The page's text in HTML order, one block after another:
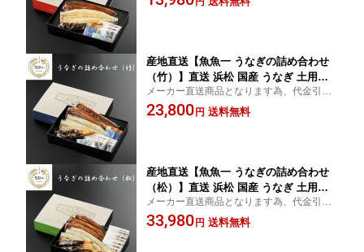
産地直送【魚魚一 うなぎの詰め合わせ
（竹）】直送 浜松 国産 うなぎ 土用の
丑の日 蒲焼 白焼 肝焼 長焼 贅沢 ご褒美
toto-8
メーカー直送商品となります為、代金引換
でのお支払いはできません。
23,800円 送料無料
産地直送【魚魚一 うなぎの詰め合わせ
（松）】直送 浜松 国産 うなぎ 土用の
丑の日 蒲焼 白焼 肝焼 長焼 贅沢 ご褒美
toto-7
メーカー直送商品となります為、代金引換
でのお支払いはできません。
33,980円 送料無料